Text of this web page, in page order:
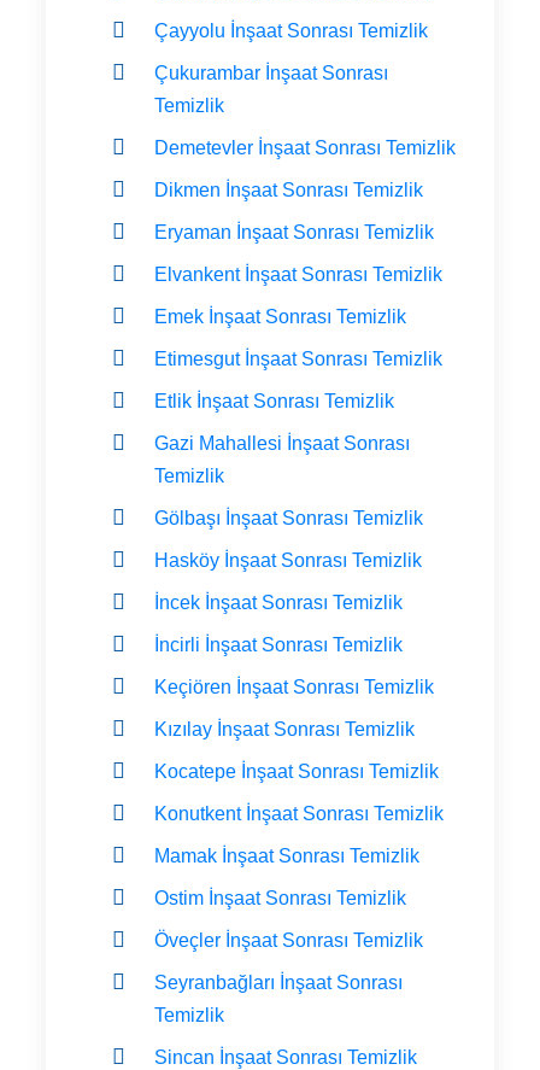
Çayyolu İnşaat Sonrası Temizlik
Çukurambar İnşaat Sonrası
Temizlik
Demetevler İnşaat Sonrası Temizlik
Dikmen İnşaat Sonrası Temizlik
Eryaman İnşaat Sonrası Temizlik
Elvankent İnşaat Sonrası Temizlik
Emek İnşaat Sonrası Temizlik
Etimesgut İnşaat Sonrası Temizlik
Etlik İnşaat Sonrası Temizlik
Gazi Mahallesi İnşaat Sonrası
Temizlik
Gölbaşı İnşaat Sonrası Temizlik
Hasköy İnşaat Sonrası Temizlik
İncek İnşaat Sonrası Temizlik
İncirli İnşaat Sonrası Temizlik
Keçiören İnşaat Sonrası Temizlik
Kızılay İnşaat Sonrası Temizlik
Kocatepe İnşaat Sonrası Temizlik
Konutkent İnşaat Sonrası Temizlik
Mamak İnşaat Sonrası Temizlik
Ostim İnşaat Sonrası Temizlik
Öveçler İnşaat Sonrası Temizlik
Seyranbağları İnşaat Sonrası
Temizlik
Sincan İnşaat Sonrası Temizlik